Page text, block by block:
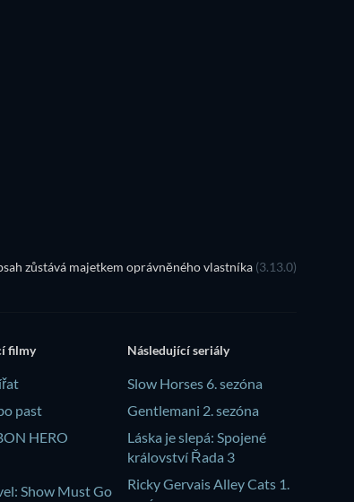
zůstává majetkem oprávněného vlastníka (3.13.0)
filmy
past
HERO
Show Must Go
Následující seriály
Slow Horses 6. sezóna
Gentlemani 2. sezóna
Láska je slepá: Spojené
království Řada 3
Ricky Gervais Alley Cats 1.